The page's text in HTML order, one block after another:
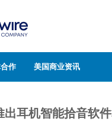
作 美国商业资讯
耳机智能拾音软